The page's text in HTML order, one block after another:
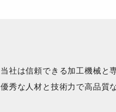
当社は信頼できる加工機械と
優秀な人材と技術力で高品質